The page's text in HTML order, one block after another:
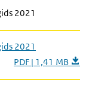
2021
2021
PDF | 1,41 MB